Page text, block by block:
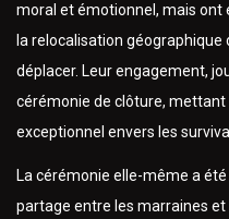
moral et émotionnel, mais ont
la relocalisation
déplacer. Leur engagement,
cérémonie de clôture,
exceptionnel envers les
La cérémonie elle-même a
partage entre les marraines